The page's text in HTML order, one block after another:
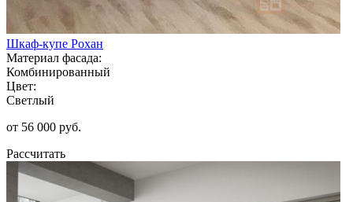
Шкаф-купе Рохан
Материал фасада:
Комбинированный
Цвет:
Светлый
от 56 000 руб.
Рассчитать